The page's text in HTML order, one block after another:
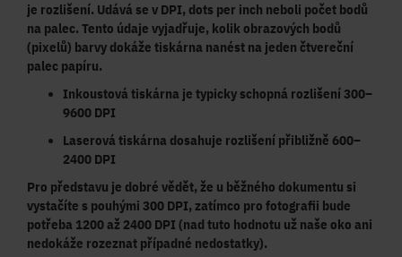
je rozlišení. Udává se v DPI, dots per inch neboli počet bodů
na palec. Tento údaje vyjadřuje, kolik obrazových bodů
(pixelů) barvy dokáže tiskárna nanést na jeden čtvereční
palec papíru.
Inkoustová tiskárna je typicky schopná rozlišení300–
9600 DPI
Laserová tiskárna dosahuje rozlišení přibližně 600–
2400 DPI
Pro představu je dobré vědět, že u běžného dokumentu si
vystačíte s pouhými 300 DPI, zatímco pro fotografii bude
potřeba 1200 až 2400 DPI (nad tuto hodnotu už naše oko ani
nedokáže rozeznat případné nedostatky).